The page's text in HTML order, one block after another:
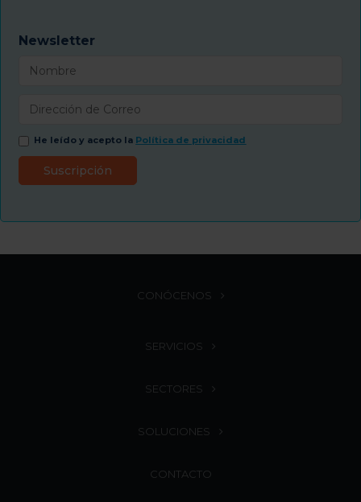
Newsletter
He leído y acepto la Política de privacidad
CONÓCENOS
SERVICIOS
SECTORES
SOLUCIONES
CONTACTO